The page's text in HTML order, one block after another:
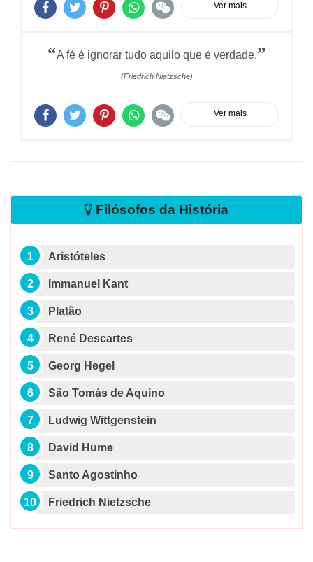
Ver mais
“A fé é ignorar tudo aquilo que é verdade.”
(Friedrich Nietzsche)
Ver mais
Filósofos da História
Aristóteles
Immanuel Kant
Platão
René Descartes
Georg Hegel
São Tomás de Aquino
Ludwig Wittgenstein
David Hume
Santo Agostinho
Friedrich Nietzsche